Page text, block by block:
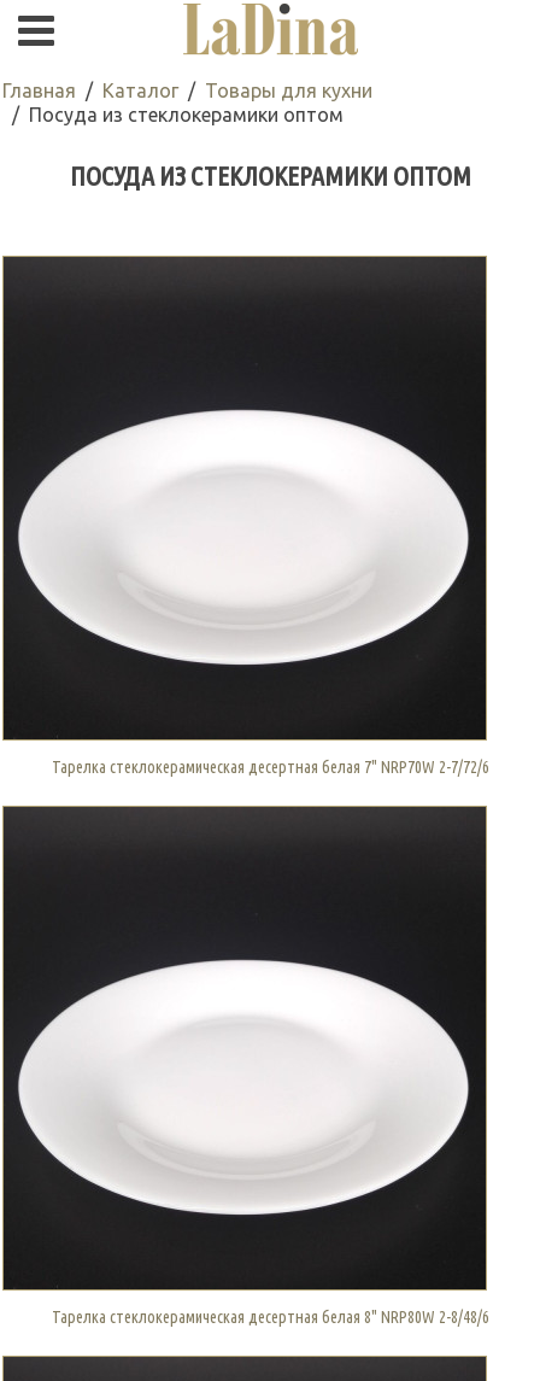
Главная Каталог
Товары для кухни
Посуда из стеклокерамики оптом
ПОСУДА ИЗ СТЕКЛОКЕРАМИКИ ОПТОМ
Тарелка стеклокерамическая десертная белая 7" NRP70W 2-7/72/6
Тарелка стеклокерамическая десертная белая 8" NRP80W 2-8/48/6